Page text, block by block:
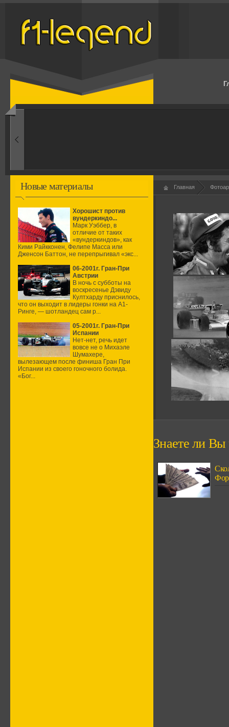
1950-ые
Новые материалы
Хорошист против
вундеркиндо...
Марк Уэббер, в
отличие от таких
«вундеркиндов», как
Кими Райкконен, Фелипе Масса или
Дженсон Баттон, не перепрыгивал «экс...
06-2001г. Гран-При
Австрии
В ночь с субботы на
воскресенье Дэвиду
Култхарду приснилось,
что он выходит в лидеры гонки на А1-
Ринге, — шотландец сам р...
05-2001г. Гран-При
Испании
Нет-нет, речь идет
вовсе не о Михаэле
Шумахере,
вылезающем после финиша Гран При
Испании из своего гоночного болида.
«Бог...
Главная
Знаете ли Вы